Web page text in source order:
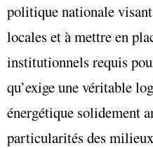
politique nationale
locales et à mettre en
institutionnels requis
qu’exige une véritable
énergétique solidement
particularités des